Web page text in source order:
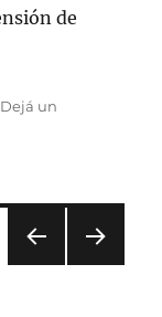
de
Dejá un